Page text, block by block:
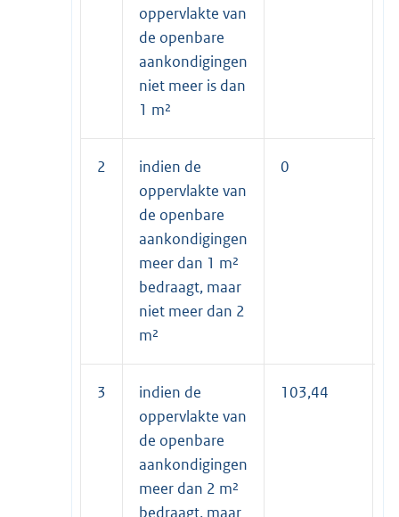
oppervlakte van
de openbare
aankondigingen
niet meer is dan
1 m²
2
indien de
oppervlakte van
de openbare
aankondigingen
meer dan 1 m²
bedraagt, maar
niet meer dan 2
m²
0
3
indien de
oppervlakte van
de openbare
aankondigingen
meer dan 2 m²
bedraagt, maar
103,44